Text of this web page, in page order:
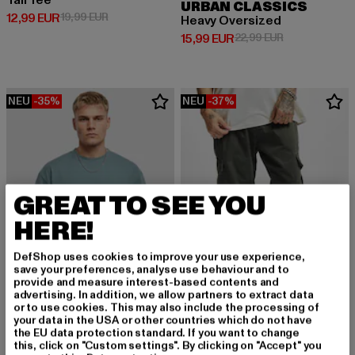
12,99 EUR
Derzeitiger Preis: 12,99 EUR
19,99 EURAktionspreis: 19,99 EUR
URBAN CLASSICS
Heavy Oversized
15,99 EUR
Derzeitiger Preis: 15,99 EUR
22,99 EURAktionspreis:
NEU -35%
URBAN CLASSICS
NEU -37%
URBAN CLASSICS
Cargo
GREAT TO SEE YOU
HERE!
DefShop uses cookies to improve your use experience,
save your preferences, analyse use behaviour and to
provide and measure interest-based contents and
advertising. In addition, we allow partners to extract data
or to use cookies. This may also include the processing of
your data in the USA or other countries which do not have
the EU data protection standard. If you want to change
this, click on "Custom settings". By clicking on "Accept" you